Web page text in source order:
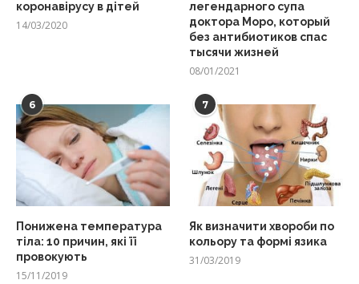
коронавірусу в дітей
14/03/2020
легендарного супа
доктора Моро, который
без антибиотиков спас
тысячи жизней
08/01/2021
6
Понижена температура
тіла: 10 причин, які її
провокують
15/11/2019
7
Як визначити хвороби по
кольору та формі язика
31/03/2019